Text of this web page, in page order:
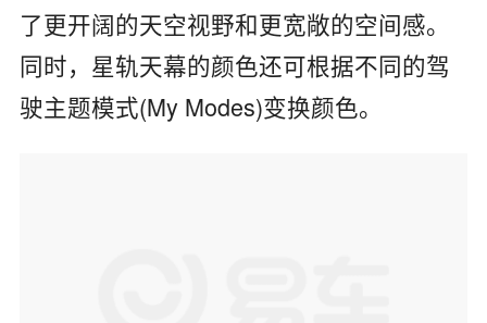
了更开阔的天空视野和更宽敞的空间感。
同时，星轨天幕的颜色还可根据不同的驾
驶主题模式(My Modes)变换颜色。